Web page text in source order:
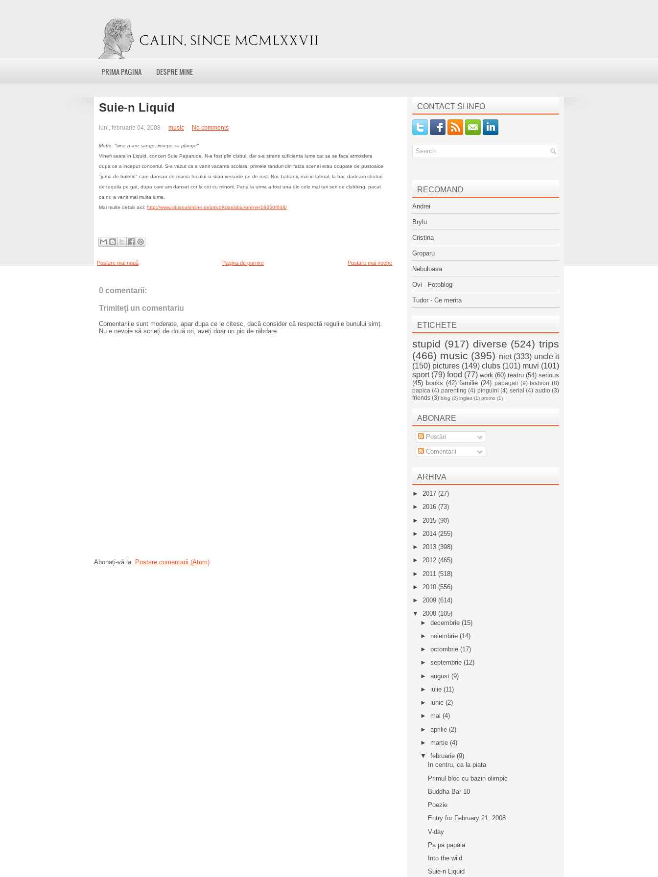
PRIMA PAGINA DESPRE MINE
Suie-n Liquid
luni, februarie 04, 2008 music No comments
Motto: "cine n-are sange, incepe sa plange"
Vineri seara in Liquid, concert Suie Paparude. N-a fost plin clubul, dar s-a strans suficienta lume cat sa se faca atmosfera
dupa ce a inceput concertul. S-a vazut ca a venit vacanta scolara, primele randuri din fatza scenei erau ocupate de pustoaice
"juma de buletin" care dansau de mama focului si stiau versurile pe de rost. Noi, batranii, mai in lateral, la bar, dadeam shoturi
de tequila pe gat, dupa care am dansat cot la cot cu minorii. Pana la urma a fost una din cele mai tari seri de clubbing, pacat
ca nu a venit mai multa lume.
Mai multe detalii aici: http://www.sibianulonline.ro/articol/ziar/sibiu/online/18350/648/
Postare mai nouă Postare mai veche
Pagina de pornire
0 comentarii:
Trimiteți un comentariu
Comentariile sunt moderate, apar dupa ce le citesc, dacă consider că respectă regulile bunului simț.
Nu e nevoie să scrieți de două ori, aveți doar un pic de răbdare.
Abonați-vă la: Postare comentarii (Atom)
CONTACT ȘI INFO
RECOMAND
Andrei
Brylu
Cristina
Groparu
Nebuloasa
Ovi - Fotoblog
Tudor - Ce merita
ETICHETE
stupid (917) diverse (524) trips
(466) music (395) niet (333) uncle it
(150) pictures (149) clubs (101) muvi (101)
sport (79) food (77) work (60) teatru (54) serious
(45) books (42) familie (24) papagali (9) fashion (8)
papica (4) parenting (4) pinguini (4) serial (4) audio (3)
friends (3) blog (2) ingles (1) promo (1)
ABONARE
Postări
Comentarii
ARHIVA
► 2017 (27)
► 2016 (73)
► 2015 (90)
► 2014 (255)
► 2013 (398)
► 2012 (465)
► 2011 (518)
► 2010 (556)
► 2009 (614)
▼ 2008 (105)
► decembrie (15)
► noiembrie (14)
► octombrie (17)
► septembrie (12)
► august (9)
► iulie (11)
► iunie (2)
► mai (4)
► aprilie (2)
► martie (4)
▼ februarie (9)
In centru, ca la piata
Primul bloc cu bazin olimpic
Buddha Bar 10
Poezie
Entry for February 21, 2008
V-day
Pa pa papaia
Into the wild
Suie-n Liquid